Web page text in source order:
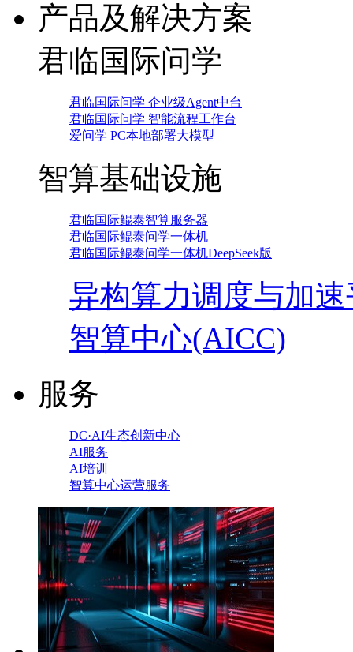
产品及解决方案
君临国际问学
君临国际问学 企业级Agent中台
君临国际问学 智能流程工作台
爱问学 PC本地部署大模型
智算基础设施
君临国际鲲泰智算服务器
君临国际鲲泰问学一体机
君临国际鲲泰问学一体机DeepSeek版
异构算力调度与加
智算中心(AICC)
服务
DC·AI生态创新中心
AI服务
AI培训
智算中心运营服务